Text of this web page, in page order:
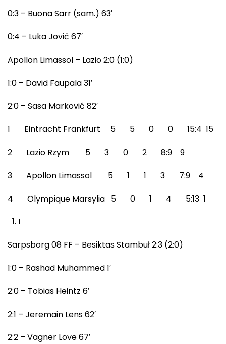
0:3 – Buona Sarr (sam.) 63′
0:4 – Luka Jović 67′
Apollon Limassol – Lazio 2:0 (1:0)
1:0 – David Faupala 31′
2:0 – Sasa Marković 82′
1 Eintracht Frankfurt 5 5 0 0 15:4 15
2 Lazio Rzym 5 3 0 2 8:9 9
3 Apollon Limassol 5 1 1 3 7:9 4
4 Olympique Marsylia 5 0 1 4 5:13 1
I
Sarpsborg 08 FF – Besiktas Stambuł 2:3 (2:0)
1:0 – Rashad Muhammed 1′
2:0 – Tobias Heintz 6′
2:1 – Jeremain Lens 62′
2:2 – Vagner Love 67′